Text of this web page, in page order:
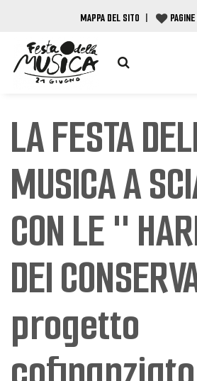
MAPPA DEL SITO |
LA FESTA
MUSICA A
CON LE "
DEI
progetto